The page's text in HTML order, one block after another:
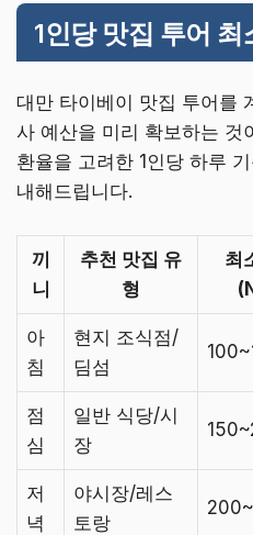
1인당 맛집 투어 최
대만 타이베이 맛집 투어를
사 예산을 미리 확보하는 것
환율을 고려한 1인당 하루
내해드립니다.
끼
니
추천 맛집 유
형
최
아
침
현지 조식점/
딤섬
점
심
일반 식당/시
장
저
녁
야시장/레스
토랑